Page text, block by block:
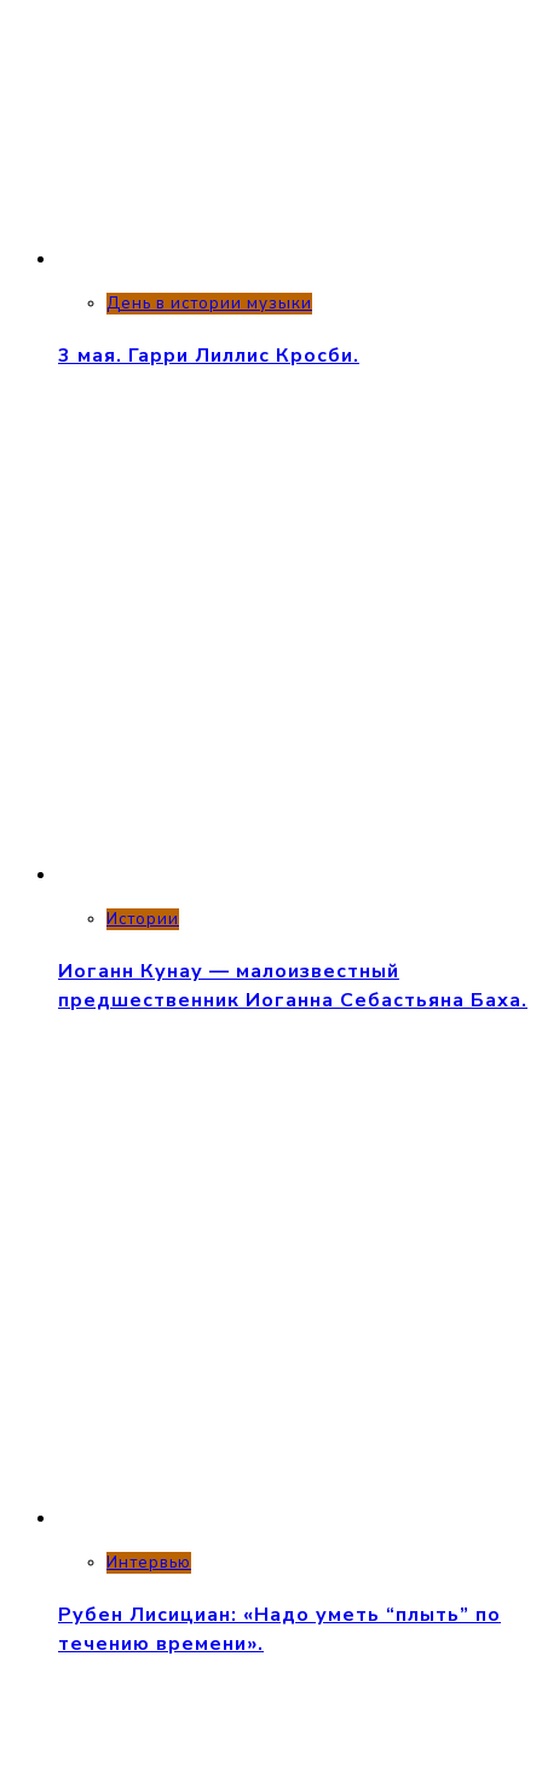
День в истории музыки
3 мая. Гарри Лиллис Кросби.
Истории
Иоганн Кунау — малоизвестный
предшественник Иоганна Себастьяна Баха.
Интервью
Рубен Лисициан: «Надо уметь “плыть” по
течению времени».